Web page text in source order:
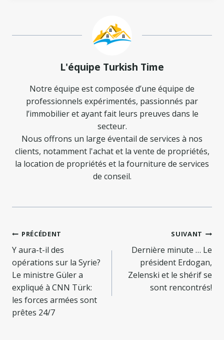
L'équipe Turkish Time
Notre équipe est composée d’une équipe de
professionnels expérimentés, passionnés par
l’immobilier et ayant fait leurs preuves dans le
secteur.
Nous offrons un large éventail de services à nos
clients, notamment l'achat et la vente de propriétés,
la location de propriétés et la fourniture de services
de conseil.
Navigation
de
l’article
PRÉCÉDENT
Y aura-t-il des
opérations sur la Syrie?
Le ministre Güler a
expliqué à CNN Türk:
les forces armées sont
prêtes 24/7
SUIVANT
Dernière minute … Le
président Erdogan,
Zelenski et le shérif se
sont rencontrés!